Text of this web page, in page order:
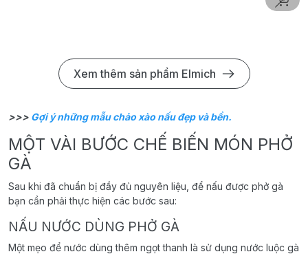
Xem thêm sản phẩm Elmich
>>> Gợi ý những mẫu chảo xào nấu đẹp và bền.
MỘT VÀI BƯỚC CHẾ BIẾN MÓN PHỞ
GÀ
Sau khi đã chuẩn bị đầy đủ nguyên liệu, để nấu được phở gà
bạn cần phải thực hiện các bước sau:
NẤU NƯỚC DÙNG PHỞ GÀ
Một mẹo để nước dùng thêm ngọt thanh là sử dụng nước luộc gà